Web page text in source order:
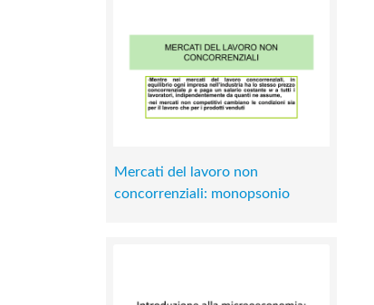
Mercati del lavoro non
concorrenziali: monopsonio